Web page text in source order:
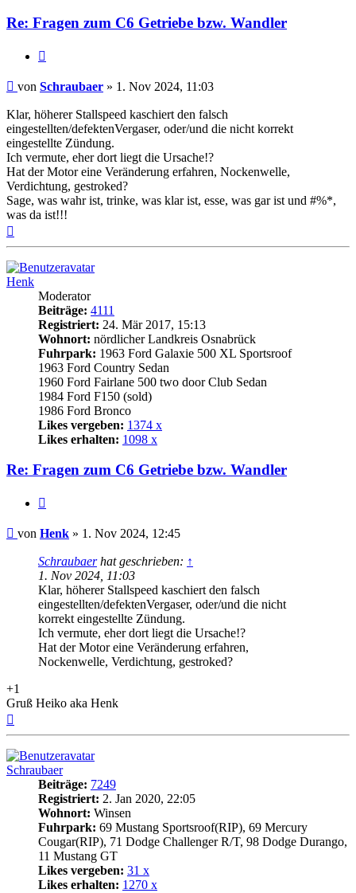
Re: Fragen zum C6 Getriebe bzw. Wandler
Beitrag
von Schraubaer » 1. Nov 2024, 11:03
Klar, höherer Stallspeed kaschiert den falsch
eingestellten/defektenVergaser, oder/und die nicht korrekt
eingestellte Zündung.
Ich vermute, eher dort liegt die Ursache!?
Hat der Motor eine Veränderung erfahren, Nockenwelle,
Verdichtung, gestroked?
Sage, was wahr ist, trinke, was klar ist, esse, was gar ist und #%*,
was da ist!!!
Henk
Moderator
Beiträge: 4111
Registriert: 24. Mär 2017, 15:13
Wohnort: nördlicher Landkreis Osnabrück
Fuhrpark: 1963 Ford Galaxie 500 XL Sportsroof
1963 Ford Country Sedan
1960 Ford Fairlane 500 two door Club Sedan
1984 Ford F150 (sold)
1986 Ford Bronco
Likes vergeben: 1374 x
Likes erhalten: 1098 x
Re: Fragen zum C6 Getriebe bzw. Wandler
Beitrag
von Henk » 1. Nov 2024, 12:45
Schraubaerhat geschrieben: ↑
1. Nov 2024, 11:03
Klar, höherer Stallspeed kaschiert den falsch
eingestellten/defektenVergaser, oder/und die nicht
korrekt eingestellte Zündung.
Ich vermute, eher dort liegt die Ursache!?
Hat der Motor eine Veränderung erfahren,
Nockenwelle, Verdichtung, gestroked?
+1
Gruß Heiko aka Henk
Schraubaer
Beiträge: 7249
Registriert: 2. Jan 2020, 22:05
Wohnort: Winsen
Fuhrpark: 69 Mustang Sportsroof(RIP), 69 Mercury
Cougar(RIP), 71 Dodge Challenger R/T, 98 Dodge Durango,
11 Mustang GT
Likes vergeben: 31 x
Likes erhalten: 1270 x